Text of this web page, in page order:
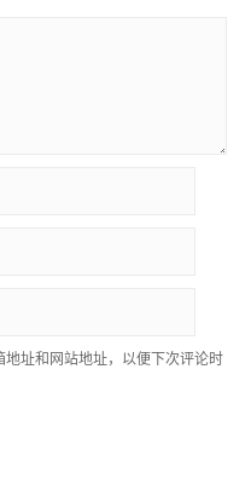
址和网站地址，以便下次评论时